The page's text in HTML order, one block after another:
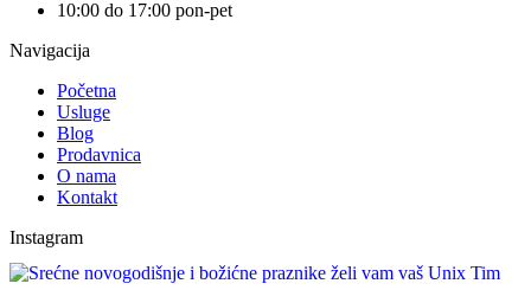
10:00 do 17:00 pon-pet
Navigacija
Početna
Usluge
Blog
Prodavnica
O nama
Kontakt
Instagram